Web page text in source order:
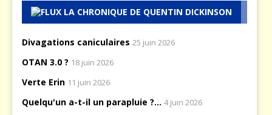
LA CHRONIQUE DE QUENTIN DICKINSON
Divagations caniculaires 25 juin 2026
OTAN 3.0 ? 18 juin 2026
Verte Erin 11 juin 2026
Quelqu'un a-t-il un parapluie ?... 4 juin 2026